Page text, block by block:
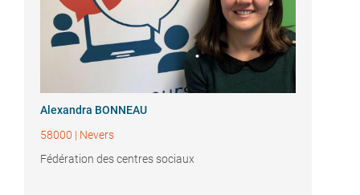
Alexandra BONNEAU
58000 | Nevers
Fédération des centres sociaux